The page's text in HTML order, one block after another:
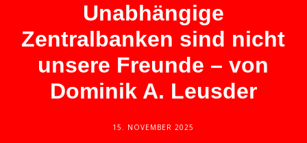
Unabhängige
Zentralbanken sind nicht
unsere Freunde – von
Dominik A. Leusder
15. NOVEMBER 2025